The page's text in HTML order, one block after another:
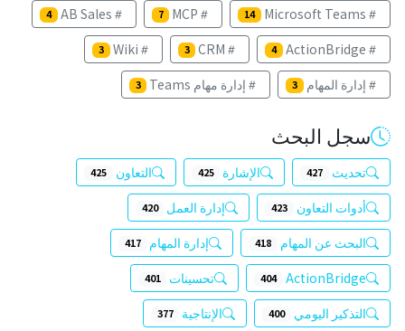
Microsoft Teams
14
MCP
7
AB Sales
4
ActionBridge
4
CRM
3
Wiki
3
إدارة المهام 3 إدارة مهام Teams 3
سجل البحث
تحديث 427 الإشارة 425 التعاون 425
أدوات التعاون 423 إدارة العمل 420
البحث عن المهام 418 إدارة المهام 417
ActionBridge
404 تحسينات 401
التذكير اليومي 400 الإنتاجية 377